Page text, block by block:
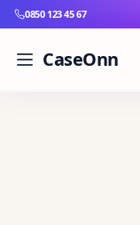
0850 123 45 67
CaseOnn